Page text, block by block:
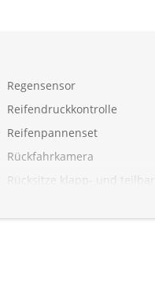
Regensensor
Reifendruckkontrolle
Reifenpannenset
Rückfahrkamera
Rücksitze klapp- und teilbar